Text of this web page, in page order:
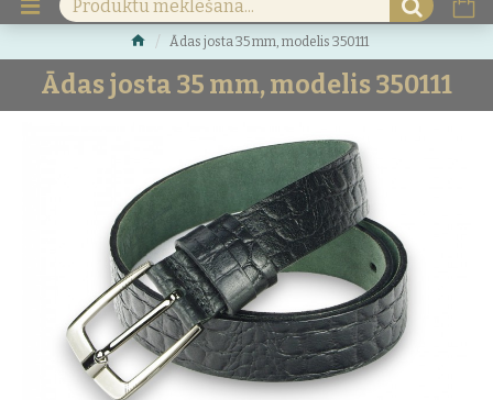
Ādas josta 35 mm, modelis 350111
Ādas josta 35 mm, modelis 350111